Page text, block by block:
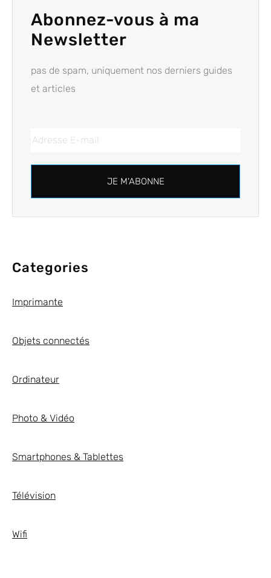
Abonnez-vous à ma
Newsletter
pas de spam, uniquement nos derniers guides
et articles
JE M'ABONNE
Categories
Imprimante
Objets connectés
Ordinateur
Photo & Vidéo
Smartphones & Tablettes
Télévision
Wifi